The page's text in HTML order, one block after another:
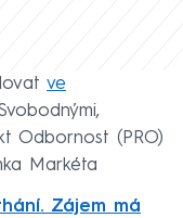
ve
Odbornost (PRO)
Markéta
Zájem má